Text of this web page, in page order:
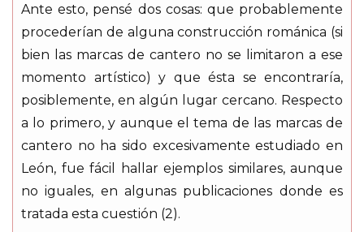
Ante esto, pensé dos cosas: que probablemente
procederían de alguna construcción románica (si
bien las marcas de cantero no se limitaron a ese
momento artístico) y que ésta se encontraría,
posiblemente, en algún lugar cercano. Respecto
a lo primero, y aunque el tema de las marcas de
cantero no ha sido excesivamente estudiado en
León, fue fácil hallar ejemplos similares, aunque
no iguales, en algunas publicaciones donde es
tratada esta cuestión (2).